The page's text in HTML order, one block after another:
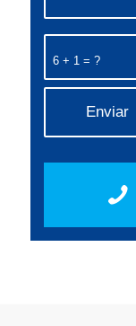
6 + 1 = ?